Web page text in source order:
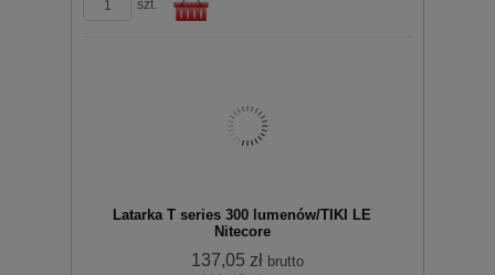
szt.
Latarka T series 300 lumenów/TIKI LE
Nitecore
137,05 zł brutto